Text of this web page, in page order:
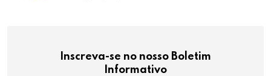
Inscreva-se no nosso Boletim
Informativo